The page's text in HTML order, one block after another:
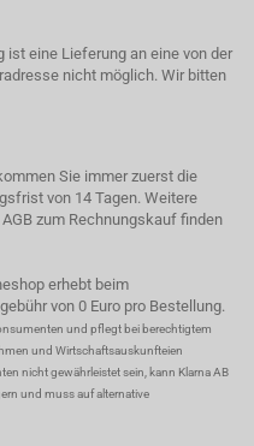
ist eine Lieferung an eine von der
nicht möglich. Wir bitten
Sie immer zuerst die
von 14 Tagen. Weitere
zum Rechnungskauf finden
erhebt beim
von 0 Euro pro Bestellung.
und pflegt bei berechtigtem
und Wirtschaftsauskunfteien
nicht gewährleistet sein, kann Klarna AB
und muss auf alternative